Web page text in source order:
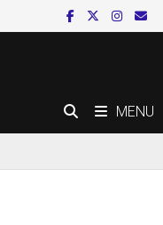
MENU